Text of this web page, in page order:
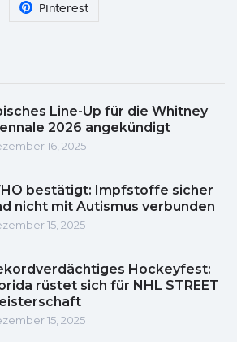
Pinterest
Line-Up für die Whitney
2026 angekündigt
16, 2025
bestätigt: Impfstoffe sicher
nicht mit Autismus verbunden
15, 2025
Hockeyfest:
rüstet sich für NHL STREET
15, 2025